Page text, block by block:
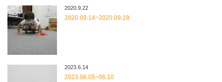
2020.9.22
2020.09.14~2020.09.19
2023.6.14
2023.06.05~06.10